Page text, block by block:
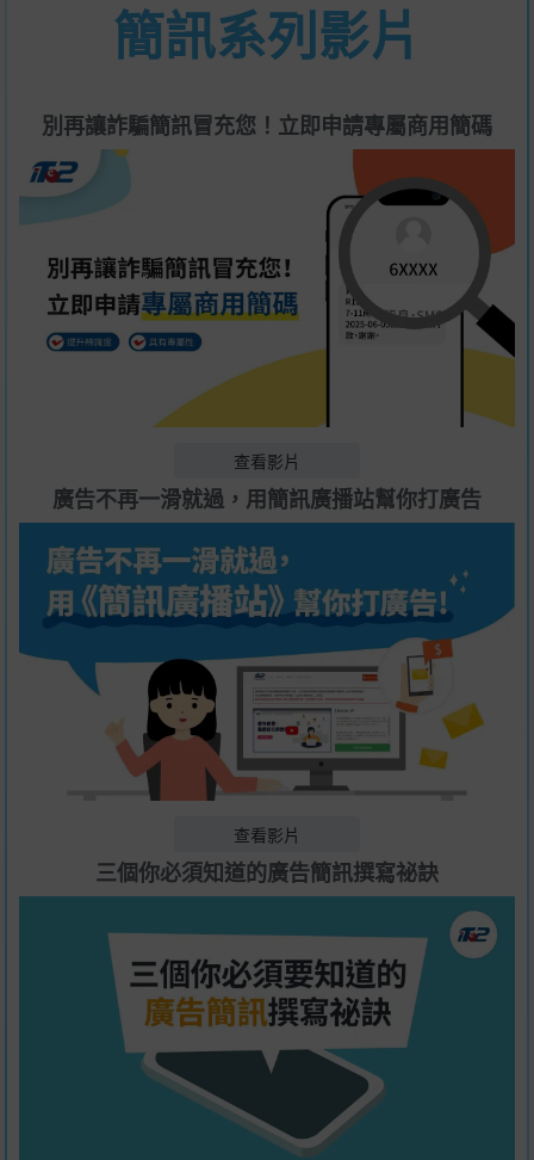
簡訊系列影片
別再讓詐騙簡訊冒充您！立即申請專屬商用簡碼
查看影片
廣告不再一滑就過，用簡訊廣播站幫你打廣告
查看影片
三個你必須知道的廣告簡訊撰寫祕訣